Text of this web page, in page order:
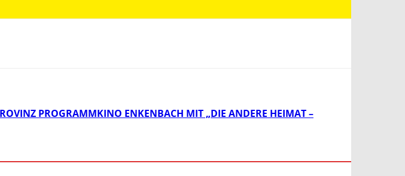
PROGRAMMKINO ENKENBACH MIT „DIE ANDERE HEIMAT –